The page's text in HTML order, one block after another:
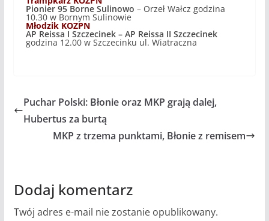
Pionier 95 Borne Sulinowo – Orzeł Wałcz godzina
10.30 w Bornym Sulinowie
Młodzik KOZPN
AP Reissa I Szczecinek – AP Reissa II Szczecinek
godzina 12.00 w Szczecinku ul. Wiatraczna
Puchar Polski: Błonie oraz MKP grają dalej,
Hubertus za burtą
MKP z trzema punktami, Błonie z remisem
Dodaj komentarz
Twój adres e-mail nie zostanie opublikowany.